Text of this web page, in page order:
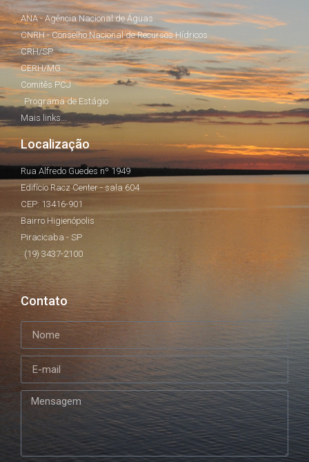
ANA - Agência Nacional de Águas
CNRH - Conselho Nacional de Recursos Hídricos
CRH/SP
CERH/MG
Comitês PCJ
Programa de Estágio
Mais links...
Localização
Rua Alfredo Guedes nº 1949
Edifício Racz Center - sala 604
CEP: 13416-901
Bairro Higienópolis
Piracicaba - SP
(19) 3437-2100
Contato